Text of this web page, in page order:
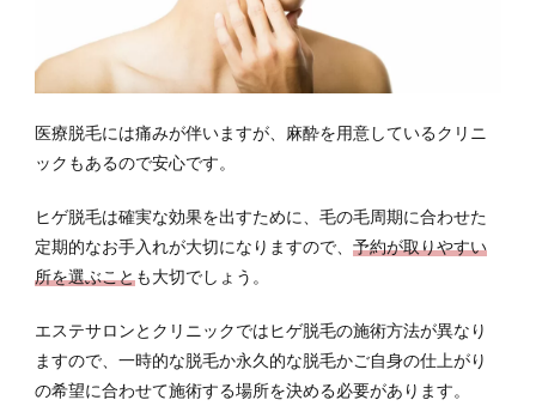
医療脱毛には痛みが伴いますが、麻酔を用意しているクリニ
ックもあるので安心です。
ヒゲ脱毛は確実な効果を出すために、毛の毛周期に合わせた
定期的なお手入れが大切になりますので、 予約が取りやすい
所を選ぶことも大切でしょう。
エステサロンとクリニックではヒゲ脱毛の施術方法が異なり
ますので、一時的な脱毛か永久的な脱毛かご自身の仕上がり
の希望に合わせて施術する場所を決める必要があります。